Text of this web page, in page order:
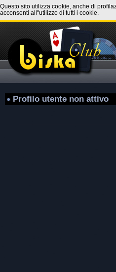
Questo sito utilizza cookie, anche di
acconsenti all''utilizzo di tutti i cookie.
Profilo utente non attivo